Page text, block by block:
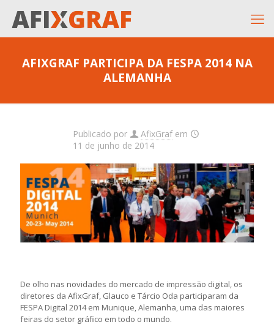
AFIXGRAF PARTICIPA DA FESPA 2014 NA
ALEMANHA
Publicado por AfixGraf em
11 de junho de 2014
De olho nas novidades do mercado de impressão digital, os
diretores da AfixGraf, Glauco e Tárcio Oda participaram da
FESPA Digital 2014 em Munique, Alemanha, uma das maiores
feiras do setor gráfico em todo o mundo.